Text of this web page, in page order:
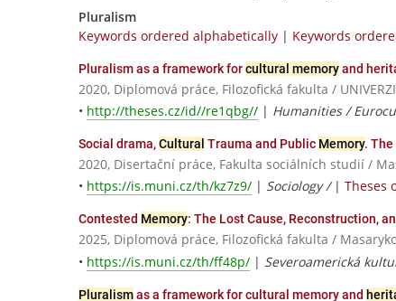
Pluralism
Keywords ordered alphabetically | Keywords
Pluralism as a framework forcultural memoryand
2020, Diplomová práce, Filozofická fakulta /
• http://theses.cz/id//re1qbg// | Humanities /
Social drama,Cultural Trauma and Public Memory.
2020, Disertační práce, Fakulta sociálních studií /
• https://is.muni.cz/th/kz7z9/ | Sociology / | Theses
Contested Memory: The Lost Cause, Reconstruction,
2025, Diplomová práce, Filozofická fakulta /
• https://is.muni.cz/th/ff48p/ | Severoamerická
Pluralismas a framework for cultural memory and